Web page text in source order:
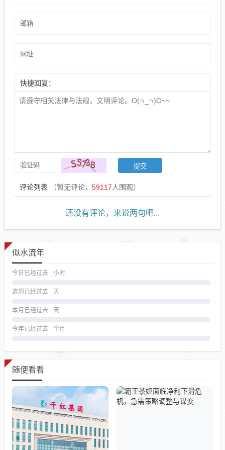
快捷回复：
评论列表 （暂无评论， 59117人围观）
还没有评论，来说两句吧...
似水流年
今日已经过去 小时
这周已经过去 天
本月已经过去 天
今年已经过去 个月
随便看看